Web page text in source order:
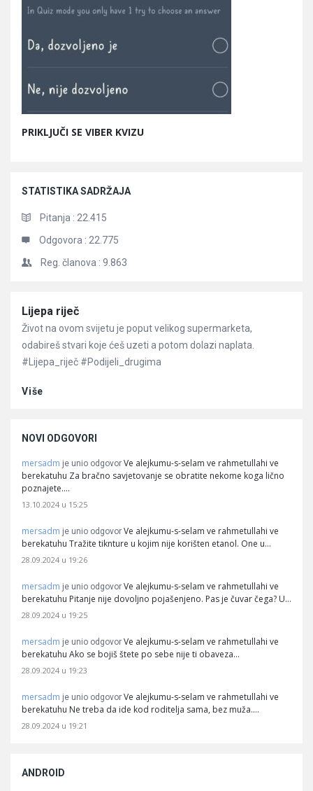
PRIKLJUČI SE VIBER KVIZU
STATISTIKA SADRŽAJA
Pitanja : 22.415
Odgovora : 22.775
Reg. članova : 9.863
Članci
Lijepa riječ
Život na ovom svijetu je poput velikog supermarketa,
odabireš stvari koje ćeš uzeti a potom dolazi naplata.
#Lijepa_riječ #Podijeli_drugima
Više
NOVI ODGOVORI
mersadm je unio odgovor Ve alejkumu-s-selam ve rahmetullahi ve
berekatuhu Za bračno savjetovanje se obratite nekome koga lično
poznajete.…
13.10.2024 u 15:25
mersadm je unio odgovor Ve alejkumu-s-selam ve rahmetullahi ve
berekatuhu Tražite tiknture u kojim nije korišten etanol. One u…
28.09.2024 u 19:26
mersadm je unio odgovor Ve alejkumu-s-selam ve rahmetullahi ve
berekatuhu Pitanje nije dovoljno pojašenjeno. Pas je čuvar čega? U…
28.09.2024 u 19:25
mersadm je unio odgovor Ve alejkumu-s-selam ve rahmetullahi ve
berekatuhu Ako se bojiš štete po sebe nije ti obaveza…
28.09.2024 u 19:23
mersadm je unio odgovor Ve alejkumu-s-selam ve rahmetullahi ve
berekatuhu Ne treba da ide kod roditelja sama, bez muža.…
28.09.2024 u 19:21
ANDROID